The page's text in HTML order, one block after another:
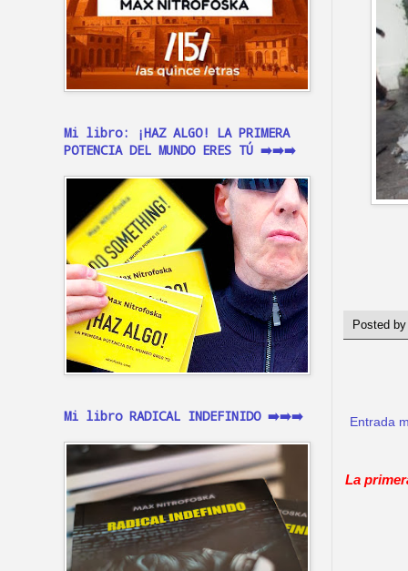
Posted
Entrada
La
Mi libro: ¡HAZ ALGO! LA PRIMERA
POTENCIA DEL MUNDO ERES TÚ ➡️➡️➡️
Mi libro RADICAL INDEFINIDO ➡️➡️➡️